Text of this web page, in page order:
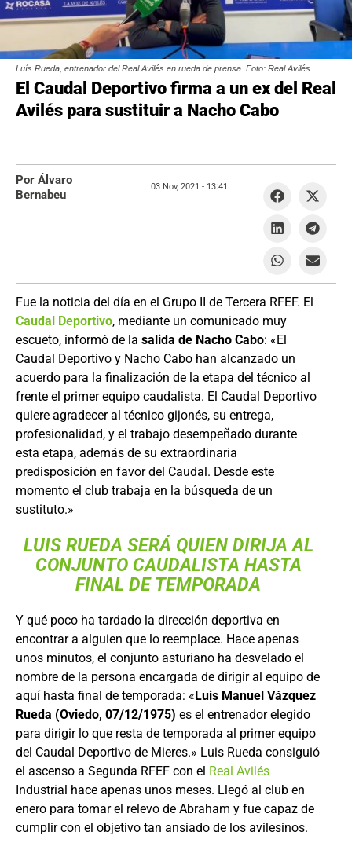
Luís Rueda, entrenador del Real Avilés en rueda de prensa. Foto: Real Avilés.
El Caudal Deportivo firma a un ex del Real
Avilés para sustituir a Nacho Cabo
Fue la noticia del día en el Grupo II de Tercera RFEF. El
Caudal Deportivo, mediante un comunicado muy
escueto, informó de la salida de Nacho Cabo: «El
Caudal Deportivo y Nacho Cabo han alcanzado un
acuerdo para la finalización de la etapa del técnico al
frente el primer equipo caudalista. El Caudal Deportivo
quiere agradecer al técnico gijonés, su entrega,
profesionalidad, y el trabajo desempeñado durante
esta etapa, además de su extraordinaria
predisposición en favor del Caudal. Desde este
momento el club trabaja en la búsqueda de un
sustituto.»
LUIS RUEDA SERÁ QUIEN DIRIJA AL
CONJUNTO CAUDALISTA HASTA
FINAL DE TEMPORADA
Y qué poco ha tardado la dirección deportiva en
encontrar a alguien que lo reemplace. Hace apenas
unos minutos, el conjunto asturiano ha desvelado el
nombre de la persona encargada de dirigir al equipo de
aquí hasta final de temporada: «Luis Manuel Vázquez
Rueda (Oviedo, 07/12/1975) es el entrenador elegido
para dirigir lo que resta de temporada al primer equipo
del Caudal Deportivo de Mieres.» Luis Rueda consiguió
el ascenso a Segunda RFEF con el Real Avilés
Industrial hace apenas unos meses. Llegó al club en
enero para tomar el relevo de Abraham y fue capaz de
cumplir con el objetivo tan ansiado de los avilesinos.
Por Álvaro
Bernabeu
03 Nov, 2021 - 13:41